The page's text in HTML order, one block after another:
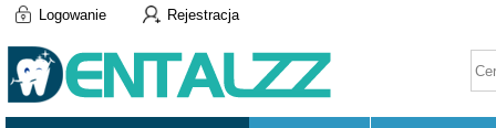
Logowanie Rejestracja